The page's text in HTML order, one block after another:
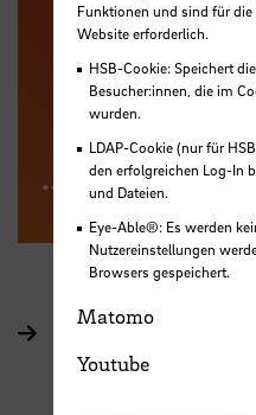
... geht es hier!
Funktionen und sind für
Website erforderlich.
HSB-Cookie: Speichert
Besucher:innen, die im
wurden.
LDAP-Cookie (nur für
den erfolgreichen Log-In
und Dateien.
Eye-Able®: Es werden
Nutzereinstellungen
Browsers gespeichert.
Matomo
Youtube